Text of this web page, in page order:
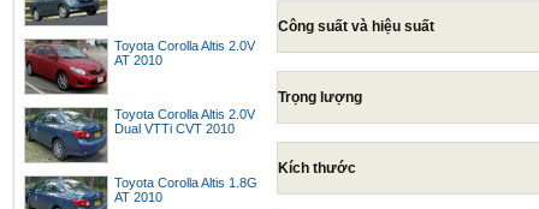
Toyota Corolla Altis 2.0V
AT 2010
Toyota Corolla Altis 2.0V
Dual VTTi CVT 2010
Toyota Corolla Altis 1.8G
AT 2010
Công suất và hiệu suất
Trọng lượng
Kích thước